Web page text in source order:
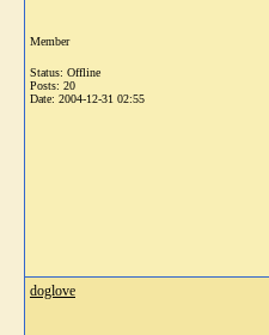
Member
Status: Offline
Posts: 20
Date: 2004-12-31 02:55
doglove